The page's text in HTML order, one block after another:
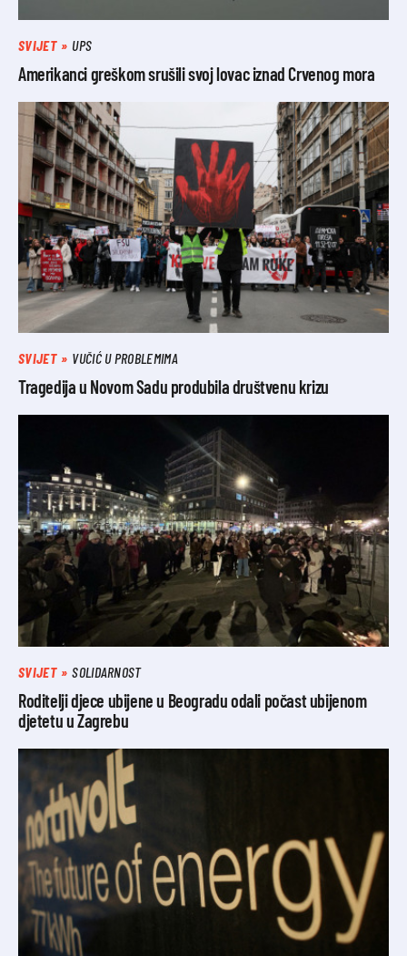
SVIJET UPS
Amerikanci greškom srušili svoj lovac iznad Crvenog mora
SVIJET VUČIĆ U PROBLEMIMA
Tragedija u Novom Sadu produbila društvenu krizu
SVIJET SOLIDARNOST
Roditelji djece ubijene u Beogradu odali počast ubijenom
djetetu u Zagrebu